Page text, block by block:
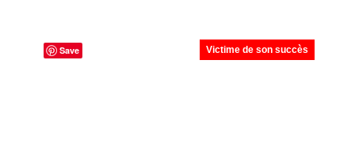
Save Victime de son succès